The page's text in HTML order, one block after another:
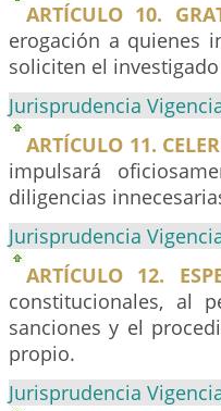
ARTÍCULO 10.
erogación a quienes
soliciten el
Jurisprudencia
ARTÍCULO 11.
impulsará
diligencias
Jurisprudencia
ARTÍCULO 12.
constitucionales, al
sanciones y el
propio.
Jurisprudencia